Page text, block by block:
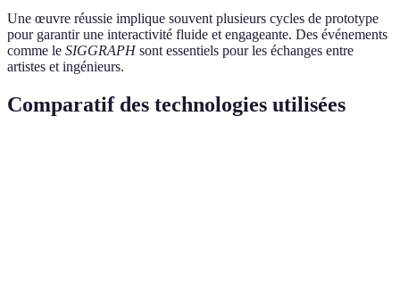
Une œuvre réussie implique souvent plusieurs cycles de prototype
pour garantir une interactivité fluide et engageante. Des événements
comme le SIGGRAPHsont essentiels pour les échanges entre
artistes et ingénieurs.
Comparatif des technologies utilisées